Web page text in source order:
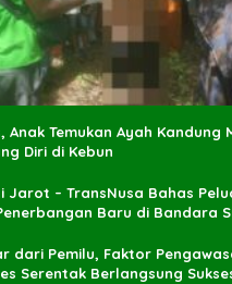
Anak Temukan Ayah Kandung
Diri di Kebun
Jarot – TransNusa Bahas
Baru di Bandara
dari Pemilu, Faktor
Serentak Berlangsung